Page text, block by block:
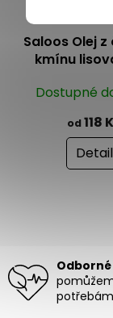
Saloos Olej
kmínu
Dostupné
od118
Detail